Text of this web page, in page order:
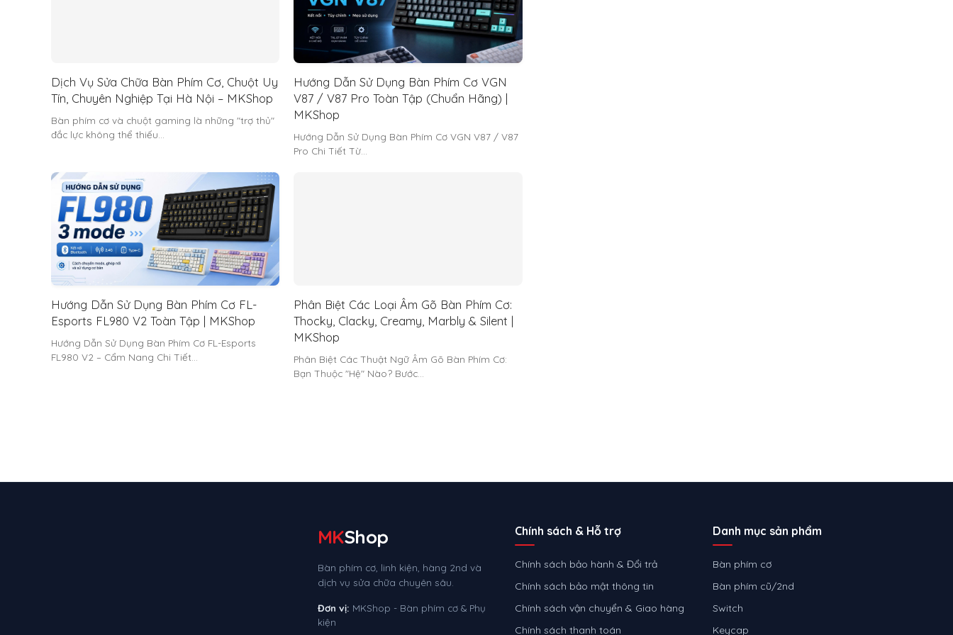
Dịch Vụ Sửa Chữa Bàn Phím Cơ, Chuột Uy
Tín, Chuyên Nghiệp Tại Hà Nội – MKShop
Bàn phím cơ và chuột gaming là những "trợ thủ"
đắc lực không thể thiếu…
Hướng Dẫn Sử Dụng Bàn Phím Cơ VGN
V87 / V87 Pro Toàn Tập (Chuẩn Hãng) |
MKShop
Hướng Dẫn Sử Dụng Bàn Phím Cơ VGN V87 / V87
Pro Chi Tiết Từ…
Hướng Dẫn Sử Dụng Bàn Phím Cơ FL-
Esports FL980 V2 Toàn Tập | MKShop
Hướng Dẫn Sử Dụng Bàn Phím Cơ FL-Esports
FL980 V2 – Cẩm Nang Chi Tiết…
Phân Biệt Các Loại Âm Gõ Bàn Phím Cơ:
Thocky, Clacky, Creamy, Marbly & Silent |
MKShop
Phân Biệt Các Thuật Ngữ Âm Gõ Bàn Phím Cơ:
Bạn Thuộc "Hệ" Nào? Bước…
MKShop
Bàn phím cơ, linh kiện, hàng 2nd và
dịch vụ sửa chữa chuyên sâu.
Đơn vị: MKShop - Bàn phím cơ & Phụ
kiện
Chính sách & Hỗ trợ
Chính sách bảo hành & Đổi trả
Chính sách bảo mật thông tin
Chính sách vận chuyển & Giao hàng
Chính sách thanh toán
Danh mục sản phẩm
Bàn phím cơ
Bàn phím cũ/2nd
Switch
Keycap